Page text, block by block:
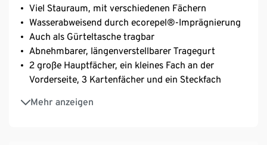
Viel Stauraum, mit verschiedenen Fächern
Wasserabweisend durch ecorepel®-Imprägnierung
Auch als Gürteltasche tragbar
Abnehmbarer, längenverstellbarer Tragegurt
2 große Hauptfächer, ein kleines Fach an der
Vorderseite, 3 Kartenfächer und ein Steckfach
Mehr anzeigen
Mit Polyester